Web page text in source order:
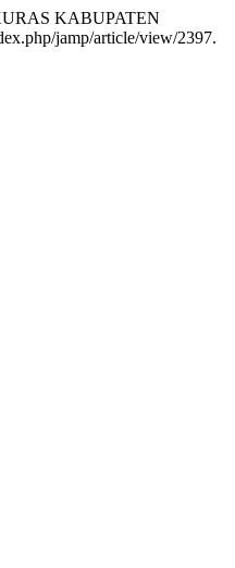
KABUPATEN
jamp/article/view/2397.